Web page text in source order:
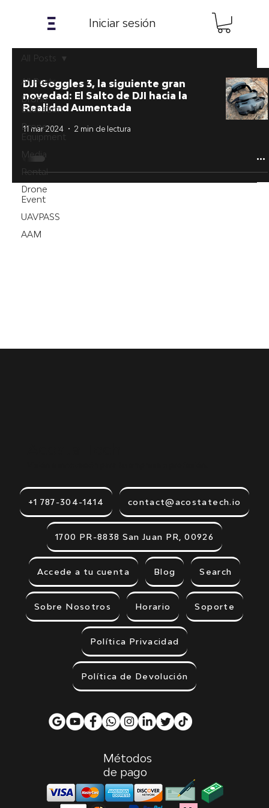
𝝣 Iniciar sesión
All Posts
Drone
Education
Drone
Equipment
Media
Rental
Drone
Event
UAVPASS
AAM
All Posts
DJI Goggles 3, la siguiente gran
novedad: El Salto de DJI hacia la
Realidad Aumentada
11 mar 2024 2 min de lectura
Métodos
de pago
+1 787-304-1414 contact@acostatech.io
1700 PR-8838 San Juan PR, 00926
Accede a tu cuenta Blog Search
Sobre Nosotros Horario Soporte
Política Privacidad
Política de Devolución